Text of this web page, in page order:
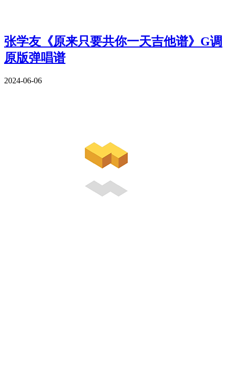
张学友《原来只要共你一天吉他谱》G调
原版弹唱谱
2024-06-06